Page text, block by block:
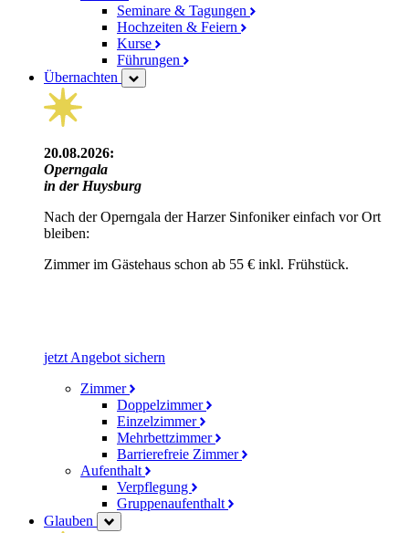
Seminare & Tagungen
Hochzeiten & Feiern
Kurse
Führungen
Übernachten
20.08.2026:
Operngala
in der Huysburg
Nach der Operngala der Harzer Sinfoniker einfach vor Ort
bleiben:
Zimmer im Gästehaus schon ab 55 € inkl. Frühstück.
jetzt Angebot sichern
Zimmer
Doppelzimmer
Einzelzimmer
Mehrbettzimmer
Barrierefreie Zimmer
Aufenthalt
Verpflegung
Gruppenaufenthalt
Glauben